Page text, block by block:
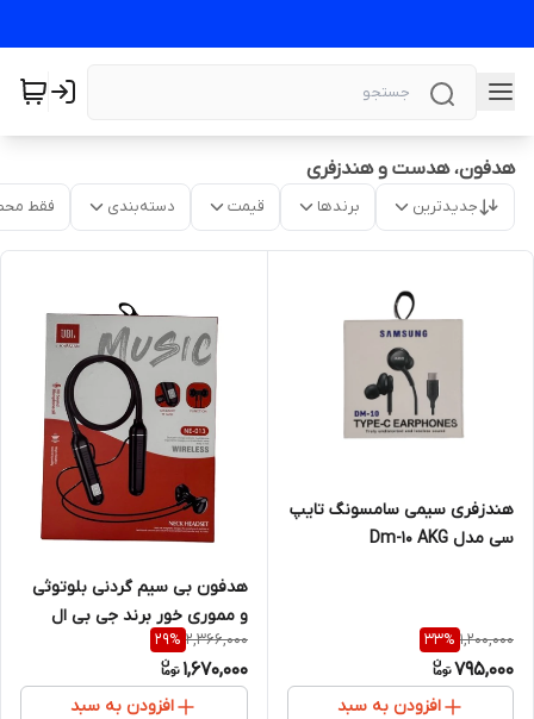
هدفون، هدست و هندزفری
جدیدترین برندها قیمت دسته‌بندی فقط
هندزفری سیمی سامسونگ تایپ
سی مدل Dm-۱۰ AKG
1,200,000
33%
795,000
افزودن به سبد
هدفون بی سیم گردنی بلوتوثی
و مموری خور برند جی بی ال
JBL NE013
2,366,000
29%
1,670,000
افزودن به سبد